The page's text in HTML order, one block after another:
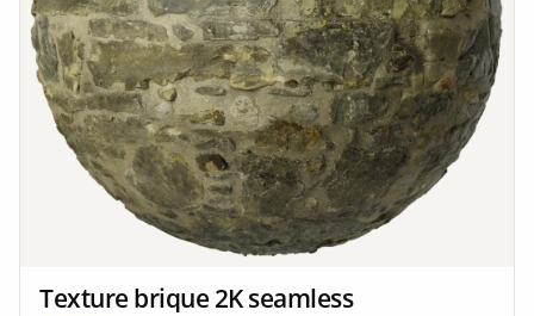
Texture brique 2K seamless